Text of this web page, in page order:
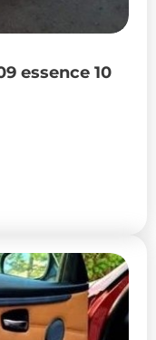
essence 10